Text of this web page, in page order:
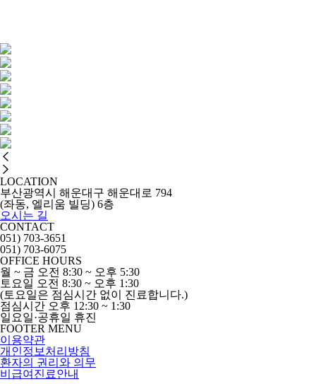
LOCATION
부산광역시 해운대구 해운대로 794
(좌동, 엘리움 빌딩) 6층
오시는 길
CONTACT
051) 703-3651
051) 703-6075
OFFICE HOURS
월 ~ 금 오전 8:30 ~ 오후 5:30
토요일 오전 8:30 ~ 오후 1:30
(토요일은 점심시간 없이 진료합니다.)
점심시간 오후 12:30 ~ 1:30
일요일·공휴일 휴진
FOOTER MENU
이용약관
개인정보처리방침
환자의 권리와 의무
비급여진료안내